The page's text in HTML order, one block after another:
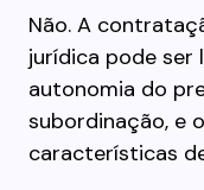
Não. A
jurídica pode ser
autonomia do
subordinação, e
características